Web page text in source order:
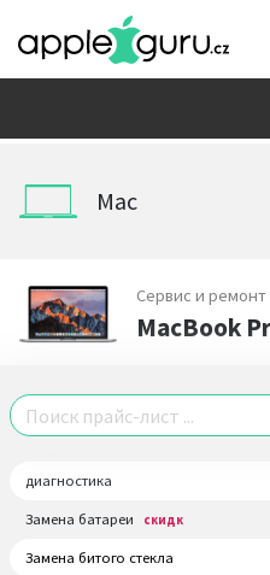
Mac
Сервис и ремонт
MacBook
диагностика
Замена батареи скидк
Замена битого стекла